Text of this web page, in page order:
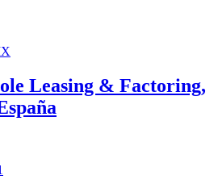
Leasing & Factoring,